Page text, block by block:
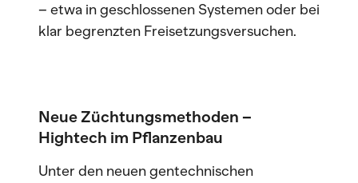
– etwa in geschlossenen Systemen oder bei
klar begrenzten Freisetzungsversuchen.
Neue Züchtungsmethoden –
Hightech im Pflanzenbau
Unter den neuen gentechnischen